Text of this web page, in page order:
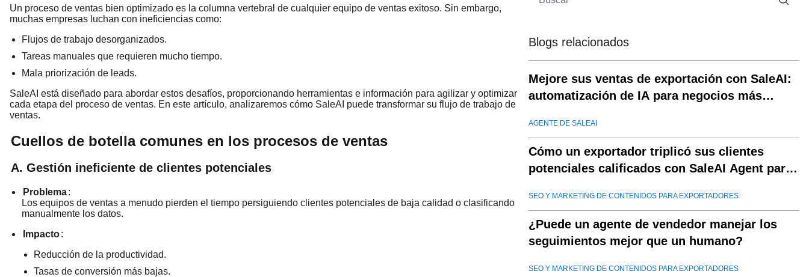
Un proceso de ventas bien optimizado es la columna vertebral de cualquier equipo de ventas exitoso. Sin embargo,
muchas empresas luchan con ineficiencias como:
Flujos de trabajo desorganizados.
Tareas manuales que requieren mucho tiempo.
Mala priorización de leads.
SaleAI está diseñado para abordar estos desafíos, proporcionando herramientas e información para agilizar y optimizar
cada etapa del proceso de ventas. En este artículo, analizaremos cómo SaleAI puede transformar su flujo de trabajo de
ventas.
Cuellos de botella comunes en los procesos de ventas
A. Gestión ineficiente de clientes potenciales
Problema:
Los equipos de ventas a menudo pierden el tiempo persiguiendo clientes potenciales de baja calidad o clasificando
manualmente los datos.
Impacto:
Reducción de la productividad.
Tasas de conversión más bajas.
Blogs relacionados
Mejore sus ventas de exportación con SaleAI:
automatización de IA para negocios más
AGENTE DE SALEAI
Cómo un exportador triplicó sus clientes
potenciales calificados con SaleAI Agent para
SEO Y MARKETING DE CONTENIDOS PARA EXPORTADORES
¿Puede un agente de vendedor manejar los
seguimientos mejor que un humano?
SEO Y MARKETING DE CONTENIDOS PARA EXPORTADORES